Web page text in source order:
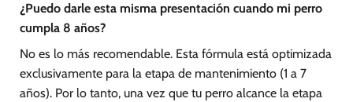
¿Puedo darle esta misma presentación cuando mi perro
cumpla 8 años?
No es lo más recomendable. Esta fórmula está optimizada
exclusivamente para la etapa de mantenimiento (1 a 7
años). Por lo tanto, una vez que tu perro alcance la etapa